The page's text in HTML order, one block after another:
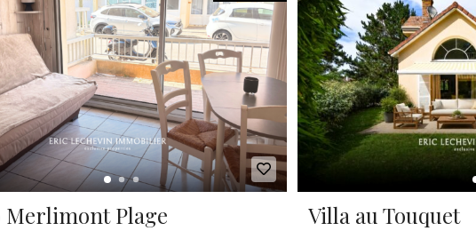
Merlimont Plage Villa au Touquet